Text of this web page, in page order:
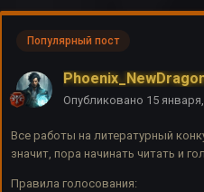
Популярный пост
Опубликовано 15
Все работы на литературный
значит, пора начинать читать и
Правила голосования: